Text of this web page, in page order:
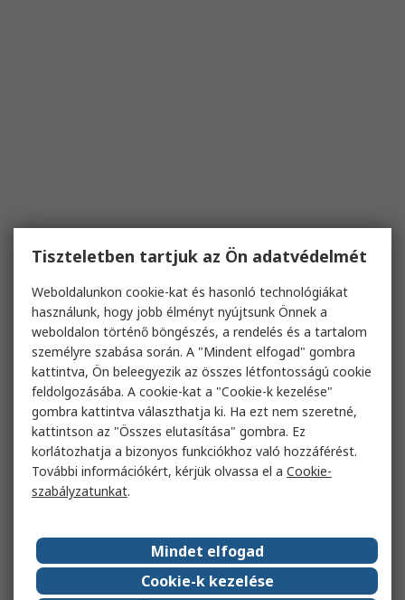
Tiszteletben tartjuk az Ön adatvédelmét
Weboldalunkon cookie-kat és hasonló technológiákat
használunk, hogy jobb élményt nyújtsunk Önnek a
weboldalon történő böngészés, a rendelés és a tartalom
személyre szabása során. A "Mindent elfogad" gombra
kattintva, Ön beleegyezik az összes létfontosságú cookie
feldolgozásába. A cookie-kat a "Cookie-k kezelése"
gombra kattintva választhatja ki. Ha ezt nem szeretné,
kattintson az "Összes elutasítása" gombra. Ez
korlátozhatja a bizonyos funkciókhoz való hozzáférést.
További információkért, kérjük olvassa el a Cookie-
szabályzatunkat.
Mindet elfogad
Cookie-k kezelése